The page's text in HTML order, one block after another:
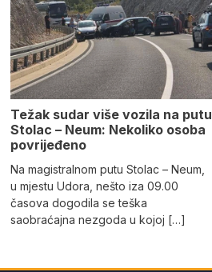
Težak sudar više vozila na putu
Stolac – Neum: Nekoliko osoba
povrijeđeno
Na magistralnom putu Stolac – Neum,
u mjestu Udora, nešto iza 09.00
časova dogodila se teška
saobraćajna nezgoda u kojoj […]